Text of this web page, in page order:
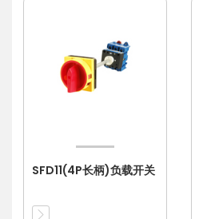
SFD11(4P长柄)负载开关